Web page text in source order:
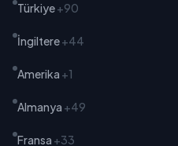
Türkiye+90
İngiltere+44
Amerika +1
Almanya +49
Fransa +33